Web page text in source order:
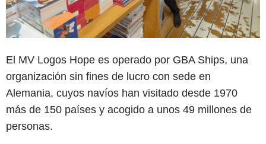
El MV Logos Hope es operado por GBA Ships, una
organización sin fines de lucro con sede en
Alemania, cuyos navíos han visitado desde 1970
más de 150 países y acogido a unos 49 millones de
personas.